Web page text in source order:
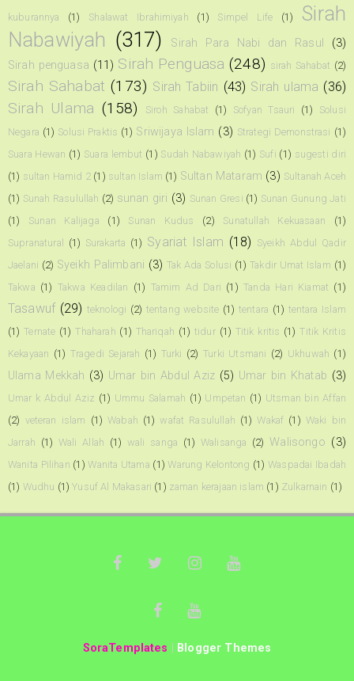
kuburannya (1) Shalawat Ibrahimiyah (1) Simpel Life (1)
Sirah
Nabawiyah (317) Sirah Para Nabi dan Rasul
(3)
Sirah penguasa (11) Sirah Penguasa (248) sirah Sahabat (2)
Sirah Sahabat (173) Sirah Tabiin (43) Sirah ulama (36)
Sirah Ulama (158) Siroh Sahabat (1) Sofyan Tsauri (1)
Solusi
Negara (1) Solusi Praktis (1) Sriwijaya Islam (3) Strategi Demonstrasi (1)
Suara Hewan (1) Suara lembut (1) Sudah Nabawiyah (1) Sufi (1) sugesti diri
(1) sultan Hamid 2 (1) sultan Islam (1) Sultan Mataram (3) Sultanah Aceh
(1) Sunah Rasulullah (2) sunan giri (3) Sunan Gresi (1) Sunan Gunung Jati
(1)
Sunan Kalijaga (1) Sunan Kudus (2) Sunatullah Kekuasaan
(1)
Supranatural
(1) Surakarta (1) Syariat Islam (18) Syeikh Abdul Qadir
Jaelani (2) Syeikh Palimbani (3) Tak Ada Solusi (1) Takdir Umat Islam (1)
Takwa (1) Takwa Keadilan (1) Tamim Ad Dari (1) Tanda Hari Kiamat (1)
Tasawuf (29) teknologi (2) tentang website (1) tentara (1) tentara Islam
(1) Ternate (1) Thaharah (1) Thariqah (1) tidur (1) Titik kritis (1) Titik Kritis
Kekayaan (1) Tragedi Sejarah (1) Turki (2) Turki Utsmani (2) Ukhuwah (1)
Ulama Mekkah (3) Umar bin Abdul Aziz (5) Umar bin Khatab (3)
Umar k Abdul Aziz (1) Ummu Salamah (1) Umpetan (1) Utsman bin Affan
(2) veteran islam (1) Wabah (1) wafat Rasulullah (1) Wakaf (1) Waki bin
Jarrah (1) Wali Allah (1) wali sanga (1) Walisanga (2) Walisongo (3)
Wanita Pilihan (1) Wanita Utama (1) Warung Kelontong (1) Waspadai Ibadah
(1) Wudhu (1) Yusuf Al Makasari (1) zaman kerajaan islam (1) Zulkarnain (1)
SoraTemplates Blogger Themes